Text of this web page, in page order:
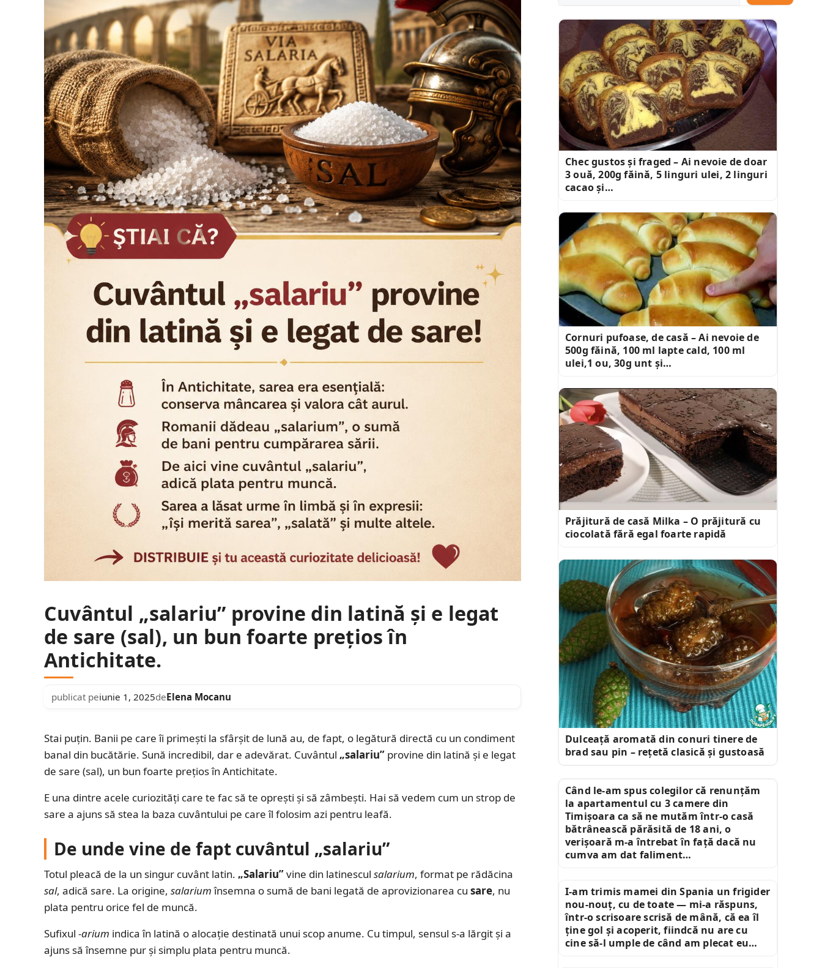
Cuvântul „salariu” provine din latină și e legat
de sare (sal), un bun foarte prețios în
Antichitate.
publicat peiunie 1, 2025deElena Mocanu
Stai puțin. Banii pe care îi primești la sfârșit de lună au, de fapt, o legătură directă cu un condiment
banal din bucătărie. Sună incredibil, dar e adevărat. Cuvântul „salariu” provine din latină și e legat
de sare (sal), un bun foarte prețios în Antichitate.
E una dintre acele curiozități care te fac să te oprești și să zâmbești. Hai să vedem cum un strop de
sare a ajuns să stea la baza cuvântului pe care îl folosim azi pentru leafă.
De unde vine de fapt cuvântul „salariu”
Totul pleacă de la un singur cuvânt latin. „Salariu”vine din latinescul salarium, format pe rădăcina
sal, adică sare. La origine, salariumînsemna o sumă de bani legată de aprovizionarea cu sare, nu
plata pentru orice fel de muncă.
Sufixul -arium indica în latină o alocație destinată unui scop anume. Cu timpul, sensul s-a lărgit și a
ajuns să însemne pur și simplu plata pentru muncă.
Chec gustos și fraged – Ai nevoie de doar
3 ouă, 200g făină, 5 linguri ulei, 2 linguri
cacao și…
Cornuri pufoase, de casă – Ai nevoie de
500g făină, 100 ml lapte cald, 100 ml
ulei,1 ou, 30g unt și…
Prăjitură de casă Milka – O prăjitură cu
ciocolată fără egal foarte rapidă
Dulceață aromată din conuri tinere de
brad sau pin – rețetă clasică și gustoasă
Când le-am spus colegilor că renunțăm
la apartamentul cu 3 camere din
Timișoara ca să ne mutăm într-o casă
bătrânească părăsită de 18 ani, o
verișoară m-a întrebat în față dacă nu
cumva am dat faliment…
I-am trimis mamei din Spania un frigider
nou-nouț, cu de toate — mi-a răspuns,
într-o scrisoare scrisă de mână, că ea îl
ține gol și acoperit, fiindcă nu are cu
cine să-l umple de când am plecat eu…